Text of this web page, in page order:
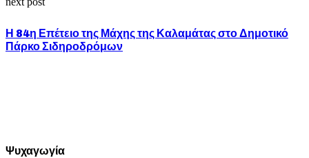
Η 84η Επέτειο της Μάχης της Καλαμάτας στο Δημοτικό
Πάρκο Σιδηροδρόμων
Ψυχαγωγία